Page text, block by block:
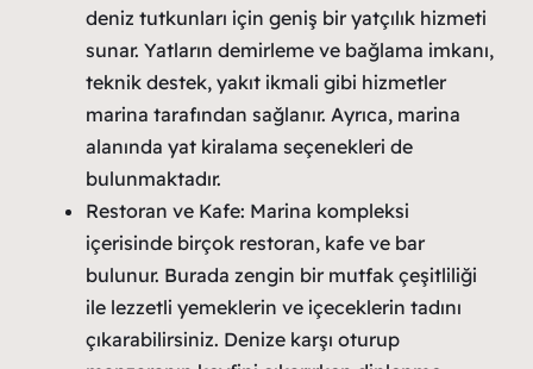
deniz tutkunları için geniş bir yatçılık hizmeti
sunar. Yatların demirleme ve bağlama imkanı,
teknik destek, yakıt ikmali gibi hizmetler
marina tarafından sağlanır. Ayrıca, marina
alanında yat kiralama seçenekleri de
bulunmaktadır.
Restoran ve Kafe: Marina kompleksi
içerisinde birçok restoran, kafe ve bar
bulunur. Burada zengin bir mutfak çeşitliliği
ile lezzetli yemeklerin ve içeceklerin tadını
çıkarabilirsiniz. Denize karşı oturup